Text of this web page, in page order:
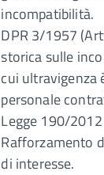
incompatibilità.
DPR 3/1957
storica sulle
cui ultravigenza
personale
Legge 190/
Rafforzamento
di interesse.